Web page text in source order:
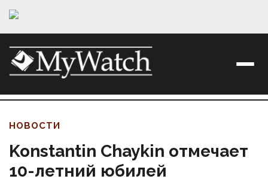
НОВОСТИ
Konstantin Chaykin отмечает
10-летний юбилей